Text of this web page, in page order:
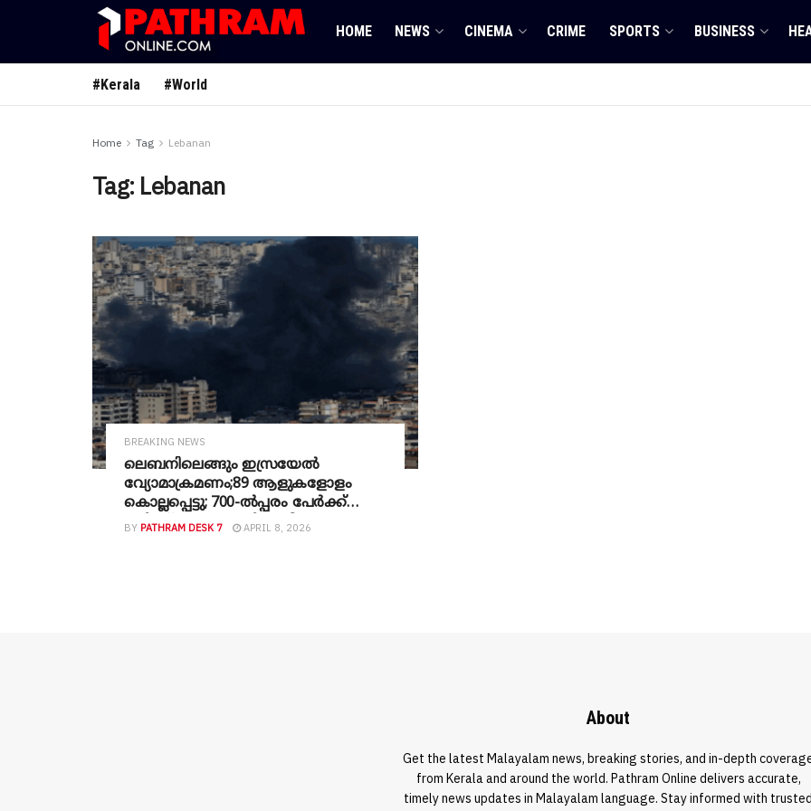
HOME NEWS CINEMA CRIME SPORTS BUSINESS
#Kerala #World
Home Tag Lebanan
Tag: Lebanan
BREAKING NEWS
ലെബനിലെങ്ങും ഇസ്രയേൽ
വ്യോമാക്രമണം;89 ആളുകളോളം
കൊല്ലപ്പെട്ടു; 700-ൽപ്പരം പേർക്ക്
പരിക്ക്; ഹോർമൂസിൽ വീണ്ടും
BY PATHRAM DESK 7 APRIL 8, 2026
About
Get the latest Malayalam news, breaking stories, and in-depth
from Kerala and around the world. Pathram Online delivers accurate,
timely news updates in Malayalam language. Stay informed with